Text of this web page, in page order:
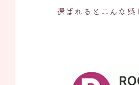
選ばれるとこんな感